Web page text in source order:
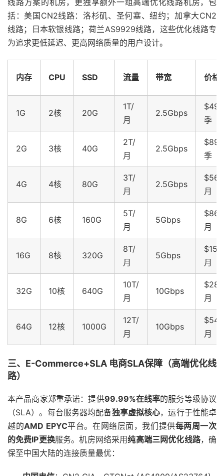
括：美国CN2线路：洛杉矶、圣何塞、纽约；加拿大CN2
线路；日本软银线路；荷兰AS9929线路，这些优化线路专
为追求更低延迟、更高网络质量的用户设计。
内存 CPU SSD 流量 带宽 价格
1G 2核 20G
1T/
月
2.5Gbps
季
2G 3核 40G
2T/
月
2.5Gbps
季
4G 4核 80G
3T/
月
2.5Gbps
月
8G 6核 160G
5T/
月
5Gbps
月
16G 8核 320G
8T/
月
5Gbps
月
32G 10核 640G
10T/
月
10Gbps
月
64G 12核 1000G
12T/
月
10Gbps
月
三、E-Commerce+SLA 电商SLA保障（高端优化线
路）
本产品商家郑重承诺：提供99.99%在线率的服务等级协议
（SLA）。每台服务器均配备独享虚拟核心，运行于性能卓
越的AMD EPYC平台。在网络层面，我们提供每两周一次
的免费IP更换服务。机房网络采用纯高端三网优化线路，确
保至中国大陆的连接质量最优：